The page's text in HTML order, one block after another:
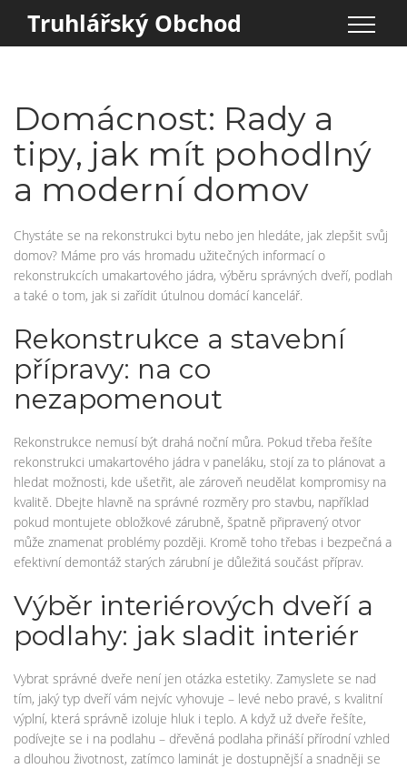
Truhlářský Obchod
Domácnost: Rady a
tipy, jak mít pohodlný
a moderní domov
Chystáte se na rekonstrukci bytu nebo jen hledáte, jak zlepšit svůj
domov? Máme pro vás hromadu užitečných informací o
rekonstrukcích umakartového jádra, výběru správných dveří, podlah
a také o tom, jak si zařídit útulnou domácí kancelář.
Rekonstrukce a stavební
přípravy: na co
nezapomenout
Rekonstrukce nemusí být drahá noční můra. Pokud třeba řešíte
rekonstrukci umakartového jádra v paneláku, stojí za to plánovat a
hledat možnosti, kde ušetřit, ale zároveň neudělat kompromisy na
kvalitě. Dbejte hlavně na správné rozměry pro stavbu, například
pokud montujete obložkové zárubně, špatně připravený otvor
může znamenat problémy později. Kromě toho třebas i bezpečná a
efektivní demontáž starých zárubní je důležitá součást příprav.
Výběr interiérových dveří a
podlahy: jak sladit interiér
Vybrat správné dveře není jen otázka estetiky. Zamyslete se nad
tím, jaký typ dveří vám nejvíc vyhovuje – levé nebo pravé, s kvalitní
výplní, která správně izoluje hluk i teplo. A když už dveře řešíte,
podívejte se i na podlahu – dřevěná podlaha přináší přírodní vzhled
a dlouhou životnost, zatímco laminát je dostupnější a snadněji se